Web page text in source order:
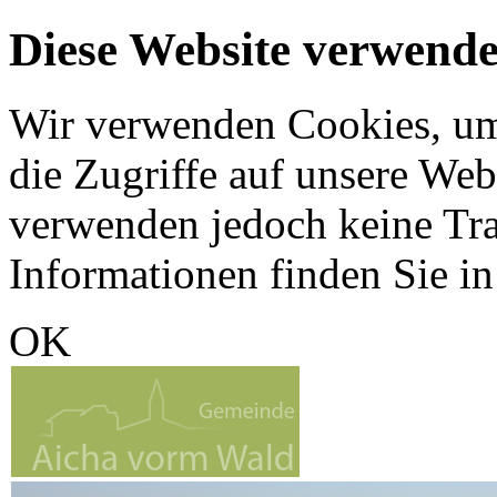
Diese Website
Wir verwenden Cookies,
die Zugriffe auf unsere
verwenden jedoch keine
Informationen finden Sie
OK